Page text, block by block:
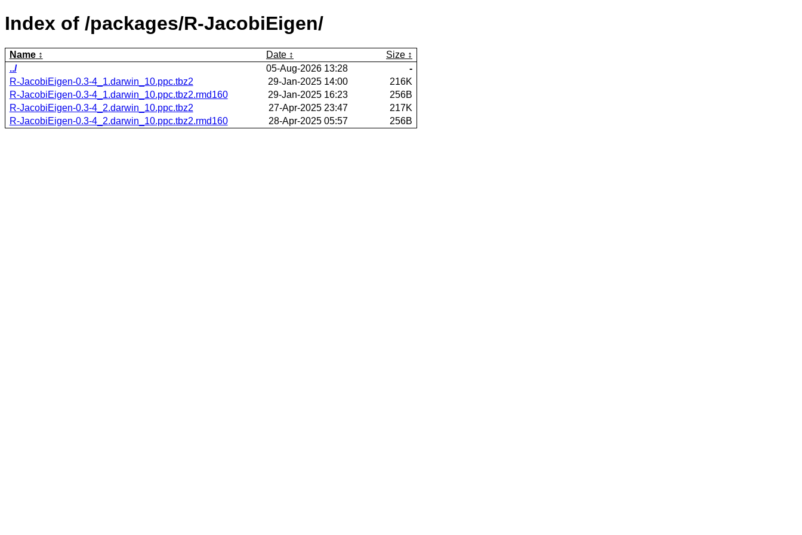
Index of /packages/R-JacobiEigen/
Name Date
Size
../
05-Aug-2026 13:28
-
R-JacobiEigen-0.3-4_1.darwin_10.ppc.tbz2
29-Jan-2025 14:00
216K
R-JacobiEigen-0.3-4_1.darwin_10.ppc.tbz2.rmd160
29-Jan-2025 16:23
256B
R-JacobiEigen-0.3-4_2.darwin_10.ppc.tbz2
27-Apr-2025 23:47
217K
R-JacobiEigen-0.3-4_2.darwin_10.ppc.tbz2.rmd160
28-Apr-2025 05:57 256B